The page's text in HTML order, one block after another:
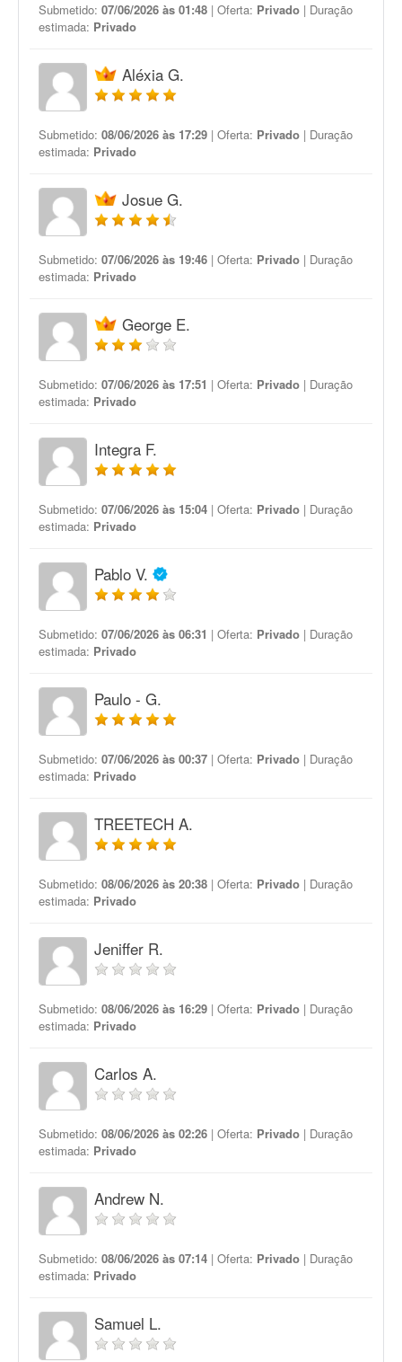
Submetido: 07/06/2026 às 01:48 | Oferta: Privado | Duração
estimada: Privado
Aléxia G.
Submetido: 08/06/2026 às 17:29 | Oferta: Privado | Duração
estimada: Privado
Josue G.
Submetido: 07/06/2026 às 19:46 | Oferta: Privado | Duração
estimada: Privado
George E.
Submetido: 07/06/2026 às 17:51 | Oferta: Privado | Duração
estimada: Privado
Integra F.
Submetido: 07/06/2026 às 15:04 | Oferta: Privado | Duração
estimada: Privado
Pablo V.
Submetido: 07/06/2026 às 06:31 | Oferta: Privado | Duração
estimada: Privado
Paulo - G.
Submetido: 07/06/2026 às 00:37 | Oferta: Privado | Duração
estimada: Privado
TREETECH A.
Submetido: 08/06/2026 às 20:38 | Oferta: Privado | Duração
estimada: Privado
Jeniffer R.
Submetido: 08/06/2026 às 16:29 | Oferta: Privado | Duração
estimada: Privado
Carlos A.
Submetido: 08/06/2026 às 02:26 | Oferta: Privado | Duração
estimada: Privado
Andrew N.
Submetido: 08/06/2026 às 07:14 | Oferta: Privado | Duração
estimada: Privado
Samuel L.